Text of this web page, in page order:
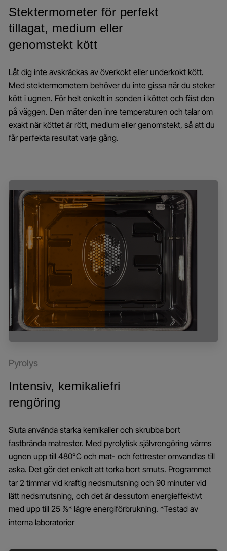
Stektermometer för perfekt
tillagat, medium eller
genomstekt kött
Låt dig inte avskräckas av överkokt eller underkokt kött.
Med stektermometern behöver du inte gissa när du steker
kött i ugnen. För helt enkelt in sonden i köttet och fäst den
på väggen. Den mäter den inre temperaturen och talar om
exakt när köttet är rött, medium eller genomstekt, så att du
får perfekta resultat varje gång.
Pyrolys
Intensiv, kemikaliefri
rengöring
Sluta använda starka kemikalier och skrubba bort
fastbrända matrester. Med pyrolytisk självrengöring värms
ugnen upp till 480°C och mat- och fettrester omvandlas till
aska. Det gör det enkelt att torka bort smuts. Programmet
tar 2 timmar vid kraftig nedsmutsning och 90 minuter vid
lätt nedsmutsning, och det är dessutom energieffektivt
med upp till 25 %* lägre energiförbrukning. *Testad av
interna laboratorier